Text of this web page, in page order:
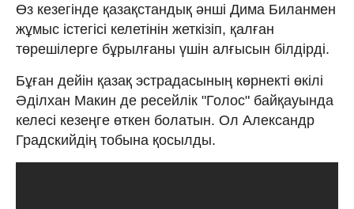
Өз кезегінде қазақстандық әнші Дима Биланмен
жұмыс істегісі келетінін жеткізіп, қалған
төрешілерге бұрылғаны үшін алғысын білдірді.
Бұған дейін қазақ эстрадасының көрнекті өкілі
Әділхан Макин де ресейлік "Голос" байқауында
келесі кезеңге өткен болатын. Ол Александр
Градскийдің тобына қосылды.